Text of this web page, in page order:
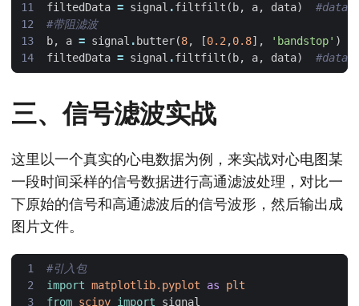
filtedData = signal .filtfilt ( b, a, data)
#data
#带阻滤波
b, a = signal . butter(8, [0.2 ,0.8], 'bandstop' )
filtedData = signal .filtfilt ( b, a, data) #data
三、信号滤波实战
这里以一个真实的心电数据为例，来实战对心电图某
一段时间采样的信号数据进行高通滤波处理，对比一
下原始的信号和高通滤波后的信号波形，然后输出成
图片文件。
#引入包
import matplotlib.pyplot as
plt
from scipy import
signal